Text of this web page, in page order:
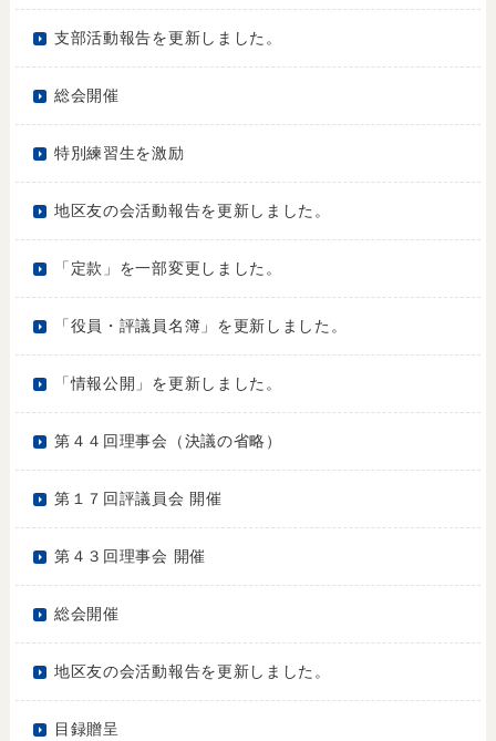
支部活動報告を更新しました。
総会開催
特別練習生を激励
地区友の会活動報告を更新しました。
「定款」を一部変更しました。
「役員・評議員名簿」を更新しました。
「情報公開」を更新しました。
第４４回理事会（決議の省略）
第１７回評議員会 開催
第４３回理事会 開催
総会開催
地区友の会活動報告を更新しました。
目録贈呈